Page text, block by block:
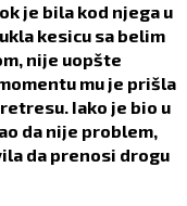
je bila kod njega u
kesicu sa belim
nije uopšte
mu je prišla
Iako je bio u
da nije problem,
da prenosi drogu